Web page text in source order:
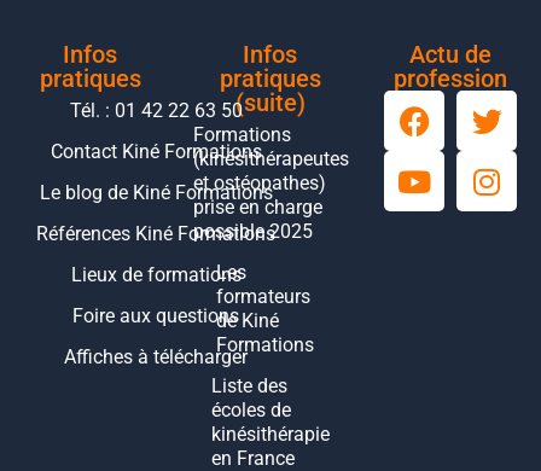
Infos
pratiques
Tél. : 01 42 22 63 50
Contact Kiné Formations
Le blog de Kiné Formations
Références Kiné Formations
Lieux de formations
Foire aux questions
Affiches à télécharger
Infos
pratiques
(suite)
Formations
(kinésithérapeutes
et ostéopathes)
prise en charge
possible 2025
Les
formateurs
de Kiné
Formations
Liste des
écoles de
kinésithérapie
en France
Actu de
profession